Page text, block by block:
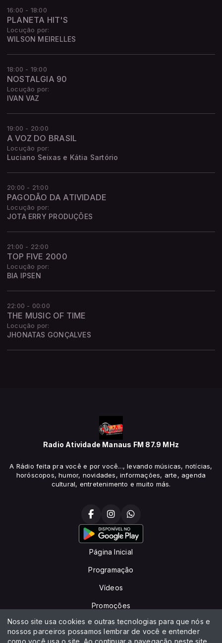
16:00 - 18:00
PLANETA HIT'S
Locução por:
WILSON MEIRELLES
18:00 - 19:00
NOSTALGIA 90
Locução por:
IVAN VAZ
19:00 - 20:00
A VOZ DO BRASIL
Locução por:
Luciano Seixas e Kátia Sartório
20:00 - 21:00
PAGODÃO DA ATIVIDADE
Locução por:
JOTA ERRY PRODUÇÕES
21:00 - 22:00
TOP FIVE 2000
Locução por:
BIA IPSEN
22:00 - 00:00
THE MUSIC OF TIME
Locução por:
JHONATAS GONÇALVES
Radio Atividade Manaus FM 87.9 MHz
A Rádio feita pra você e por você..., levando músicas, notícias,
horóscopos, humor, novidades, informações, arte, agenda
cultural, entretenimento e muito más.
Página Inicial
Programação
Vídeos
Promoções
Locutores
Nosso site usa cookies e outras tecnologias para que nós e
nossos parceiros possamos lembrar de você e entender
como você usa o site. Ao continuar a navegação neste site